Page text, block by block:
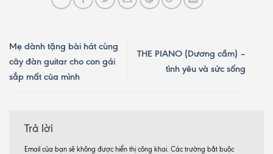
Mẹ dành tặng bài hát cùng
cây đàn guitar cho con gái
sắp mất của mình
THE PIANO (Dương cầm) –
tình yêu và sức sống
Trả lời
Email của bạn sẽ không được hiển thị công khai. Các trường bắt buộc